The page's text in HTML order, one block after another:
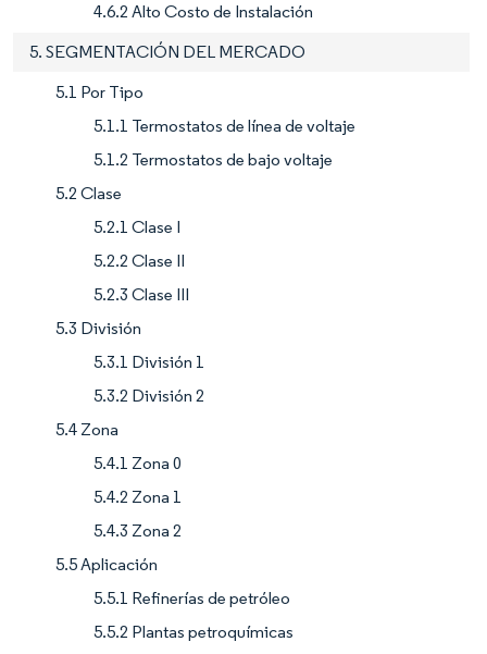
4.6.2 Alto Costo de Instalación
5. SEGMENTACIÓN DEL MERCADO
5.1 Por Tipo
5.1.1 Termostatos de línea de voltaje
5.1.2 Termostatos de bajo voltaje
5.2 Clase
5.2.1 Clase I
5.2.2 Clase II
5.2.3 Clase III
5.3 División
5.3.1 División 1
5.3.2 División 2
5.4 Zona
5.4.1 Zona 0
5.4.2 Zona 1
5.4.3 Zona 2
5.5 Aplicación
5.5.1 Refinerías de petróleo
5.5.2 Plantas petroquímicas